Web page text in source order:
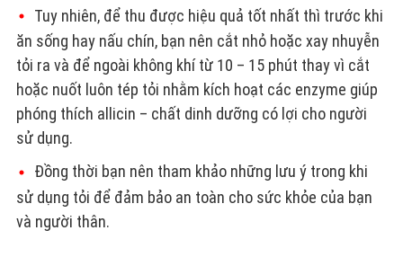
Tuy nhiên, để thu được hiệu quả tốt nhất thì trước khi
ăn sống hay nấu chín, bạn nên cắt nhỏ hoặc xay nhuyễn
tỏi ra và để ngoài không khí từ 10 – 15 phút thay vì cắt
hoặc nuốt luôn tép tỏi nhằm kích hoạt các enzyme giúp
phóng thích allicin – chất dinh dưỡng có lợi cho người
sử dụng.
Đồng thời bạn nên tham khảo những lưu ý trong khi
sử dụng tỏi để đảm bảo an toàn cho sức khỏe của bạn
và người thân.